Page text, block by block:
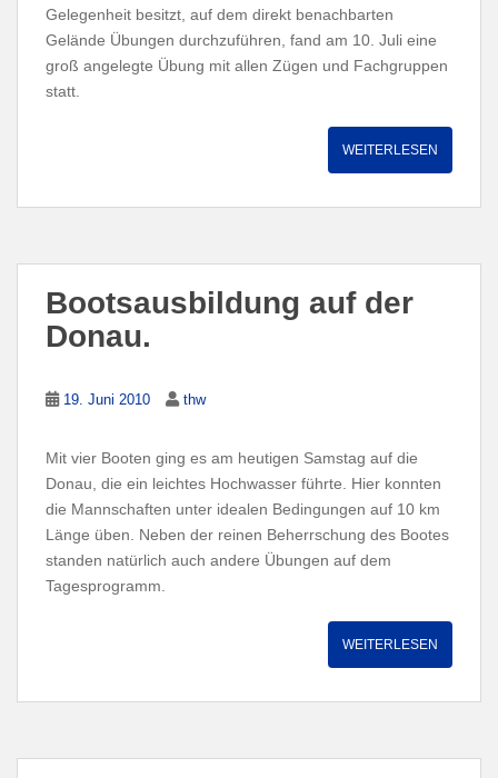
Gelegenheit besitzt, auf dem direkt benachbarten
Gelände Übungen durchzuführen, fand am 10. Juli eine
groß angelegte Übung mit allen Zügen und Fachgruppen
statt.
WEITERLESEN
Bootsausbildung auf der
Donau.
19. Juni 2010 thw
Mit vier Booten ging es am heutigen Samstag auf die
Donau, die ein leichtes Hochwasser führte. Hier konnten
die Mannschaften unter idealen Bedingungen auf 10 km
Länge üben. Neben der reinen Beherrschung des Bootes
standen natürlich auch andere Übungen auf dem
Tagesprogramm.
WEITERLESEN